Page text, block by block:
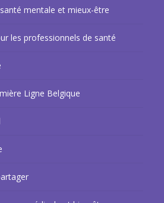
mentale et mieux-être
les professionnels de santé
Ligne Belgique